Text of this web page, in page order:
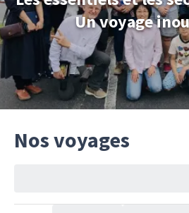
Un voyage
Nos voyages